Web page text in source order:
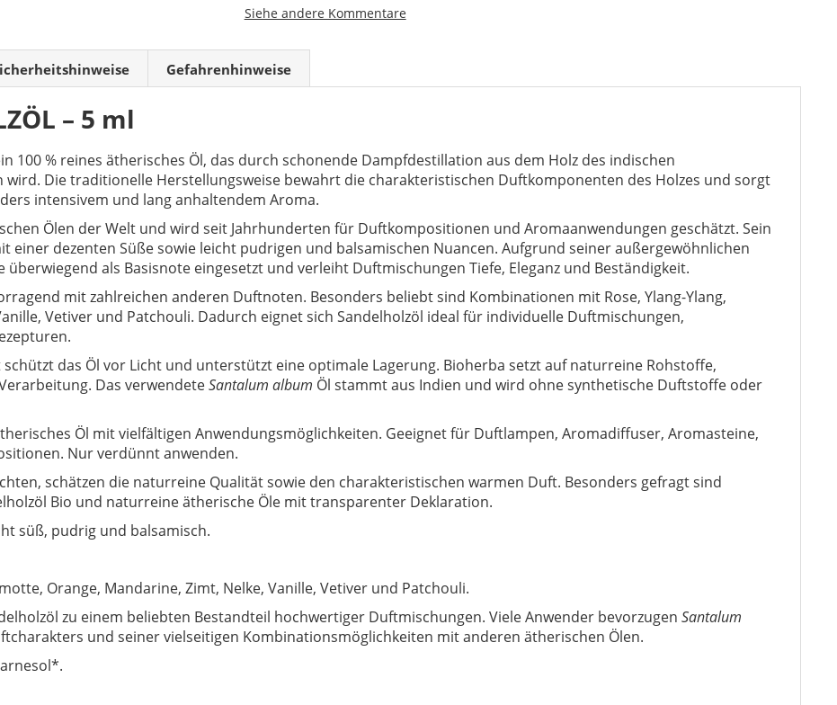
Siehe andere Kommentare
– 5 ml
100 % reines ätherisches Öl, das durch schonende Dampfdestillation aus dem Holz des indischen
wird. Die traditionelle Herstellungsweise bewahrt die charakteristischen Duftkomponenten des Holzes und sorgt
intensivem und lang anhaltendem Aroma.
Ölen der Welt und wird seit Jahrhunderten für Duftkompositionen und Aromaanwendungen geschätzt. Sein
einer dezenten Süße sowie leicht pudrigen und balsamischen Nuancen. Aufgrund seiner außergewöhnlichen
als Basisnote eingesetzt und verleiht Duftmischungen Tiefe, Eleganz und Beständigkeit.
mit zahlreichen anderen Duftnoten. Besonders beliebt sind Kombinationen mit Rose, Ylang-Ylang,
Vetiver und Patchouli. Dadurch eignet sich Sandelholzöl ideal für individuelle Duftmischungen,
das Öl vor Licht und unterstützt eine optimale Lagerung. Bioherba setzt auf naturreine Rohstoffe,
Das verwendeteSantalum album Öl stammt aus Indien und wird ohne synthetische Duftstoffe oder
Öl mit vielfältigen Anwendungsmöglichkeiten. Geeignet für Duftlampen, Aromadiffuser, Aromasteine,
Nur verdünnt anwenden.
schätzen die naturreine Qualität sowie den charakteristischen warmen Duft. Besonders gefragt sind
Bio und naturreine ätherische Öle mit transparenter Deklaration.
süß, pudrig und balsamisch.
Orange, Mandarine, Zimt, Nelke, Vanille, Vetiver und Patchouli.
zu einem beliebten Bestandteil hochwertiger Duftmischungen. Viele Anwender bevorzugen Santalum
und seiner vielseitigen Kombinationsmöglichkeiten mit anderen ätherischen Ölen.
Gefahrenhinweise